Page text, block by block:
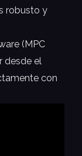
robusto y
(MPC
desde el
con